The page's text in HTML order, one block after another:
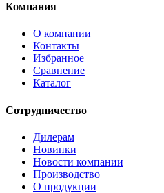
Компания
О компании
Контакты
Избранное
Сравнение
Каталог
Сотрудничество
Дилерам
Новинки
Новости компании
Производство
О продукции